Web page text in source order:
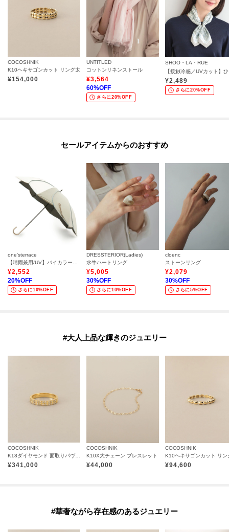
カートグループについてはこちら
COCOSHNIK
K10ヘキサゴンカット リング太
¥154,000
UNTITLED
コットンリネンストール
¥3,564
60%OFF
さらに20%OFF
SHOO・LA・RUE
¥2,489
さらに20%OFF
セールアイテムからのおすすめ
one'sterrace
【晴雨兼用/UV】バイカラーパイピング 長傘
¥2,552
20%OFF
さらに10%OFF
DRESSTERIOR(Ladies)
水牛ハートリング
¥5,005
30%OFF
さらに10%OFF
cloenc
ストーンリング
¥2,079
30%OFF
さらに5%OFF
#大人上品な輝きのジュエリー
COCOSHNIK
K18ダイヤモンド 面取りパヴェ リング細
¥341,000
COCOSHNIK
K10X大チェーン ブレスレット
¥44,000
COCOSHNIK
K10ヘキサゴンカット リン
¥94,600
#華奢ながら存在感のあるジュエリー